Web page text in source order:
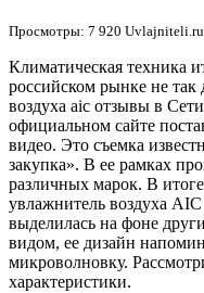
Просмотры: 7 920 Uvlajniteli.ru
Климатическая техника
российском рынке не
воздуха aic отзывы в
официальном сайте
видео. Это съемка
закупка». В ее рамках
различных марок. В
увлажнитель воздуха
выделилась на фоне
видом, ее дизайн
микроволновку.
характеристики.